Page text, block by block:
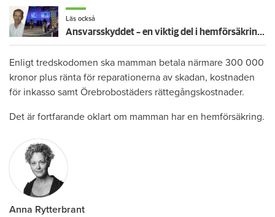
Läs också
Ansvarsskyddet – en viktig del i hemförsäkringen
Enligt tredskodomen ska mamman betala närmare 300 000
kronor plus ränta för reparationerna av skadan, kostnaden
för inkasso samt Örebrobostäders rättegångskostnader.
Det är fortfarande oklart om mamman har en hemförsäkring.
Anna Rytterbrant